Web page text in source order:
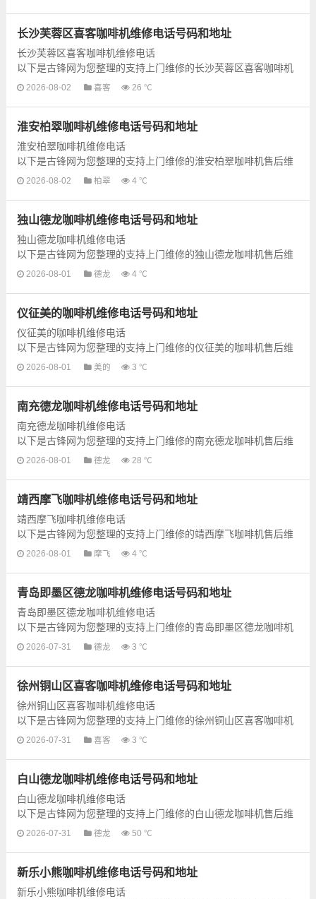
长沙芙蓉区喜客咖啡机维修电话号码和地址
长沙芙蓉区喜客咖啡机维修电话
以下是古锋网为您整理的支持上门维修的长沙芙蓉区喜客咖啡机
售后维修网点地址和号码信息，可以为您提供喜客咖啡机的各种
2026-08-02 喜客 26 ℃
淮安柏翠咖啡机维修电话号码和地址
淮安柏翠咖啡机维修电话
以下是古锋网为您整理的支持上门维修的淮安柏翠咖啡机售后维
修网点地址和号码信息，可以为您提供柏翠咖啡机的各种型号咖
2026-08-02 柏翠 4 ℃
独山德龙咖啡机维修电话号码和地址
独山德龙咖啡机维修电话
以下是古锋网为您整理的支持上门维修的独山德龙咖啡机售后维
修网点地址和号码信息，可以为您提供德龙咖啡机的各种型号咖
2026-08-01 德龙 4 ℃
仪征美的咖啡机维修电话号码和地址
仪征美的咖啡机维修电话
以下是古锋网为您整理的支持上门维修的仪征美的咖啡机售后维
修网点地址和号码信息，可以为您提供美的咖啡机的各种型号咖
2026-08-01 美的 3 ℃
南充德龙咖啡机维修电话号码和地址
南充德龙咖啡机维修电话
以下是古锋网为您整理的支持上门维修的南充德龙咖啡机售后维
修网点地址和号码信息，可以为您提供德龙咖啡机的各种型号咖
2026-08-01 德龙 28 ℃
靖西摩飞咖啡机维修电话号码和地址
靖西摩飞咖啡机维修电话
以下是古锋网为您整理的支持上门维修的靖西摩飞咖啡机售后维
修网点地址和号码信息，可以为您提供摩飞咖啡机的各种型号咖
2026-08-01 摩飞 4 ℃
青岛即墨区德龙咖啡机维修电话号码和地址
青岛即墨区德龙咖啡机维修电话
以下是古锋网为您整理的支持上门维修的青岛即墨区德龙咖啡机
售后维修网点地址和号码信息，可以为您提供德龙咖啡机的各种
2026-07-31 德龙 3 ℃
徐州铜山区喜客咖啡机维修电话号码和地址
徐州铜山区喜客咖啡机维修电话
以下是古锋网为您整理的支持上门维修的徐州铜山区喜客咖啡机
售后维修网点地址和号码信息，可以为您提供喜客咖啡机的各种
2026-07-31 喜客 3 ℃
白山德龙咖啡机维修电话号码和地址
白山德龙咖啡机维修电话
以下是古锋网为您整理的支持上门维修的白山德龙咖啡机售后维
修网点地址和号码信息，可以为您提供德龙咖啡机的各种型号咖
2026-07-31 德龙 50 ℃
新乐小熊咖啡机维修电话号码和地址
新乐小熊咖啡机维修电话